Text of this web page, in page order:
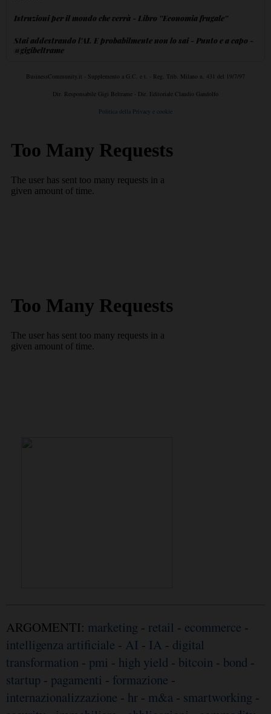
Istruzioni per il mondo che verrà - Libro ''Economia frugale''
Stai addestrando l'AI. E probabilmente non lo sai - Punto e a capo -
@gigibeltrame
BusinessCommunity.it - Supplemento a G.C. e t. - Reg. Trib. Milano n. 431 del 19/7/97
Dir. Responsabile Gigi Beltrame - Dir. Editoriale Claudio Gandolfo
Politica della Privacy e cookie
ARGOMENTI: marketing - retail - ecommerce -
intelligenza artificiale - AI - IA - digital
transformation - pmi - high yield - bitcoin - bond -
startup - pagamenti - formazione -
internazionalizzazione - hr - m&a - smartworking -